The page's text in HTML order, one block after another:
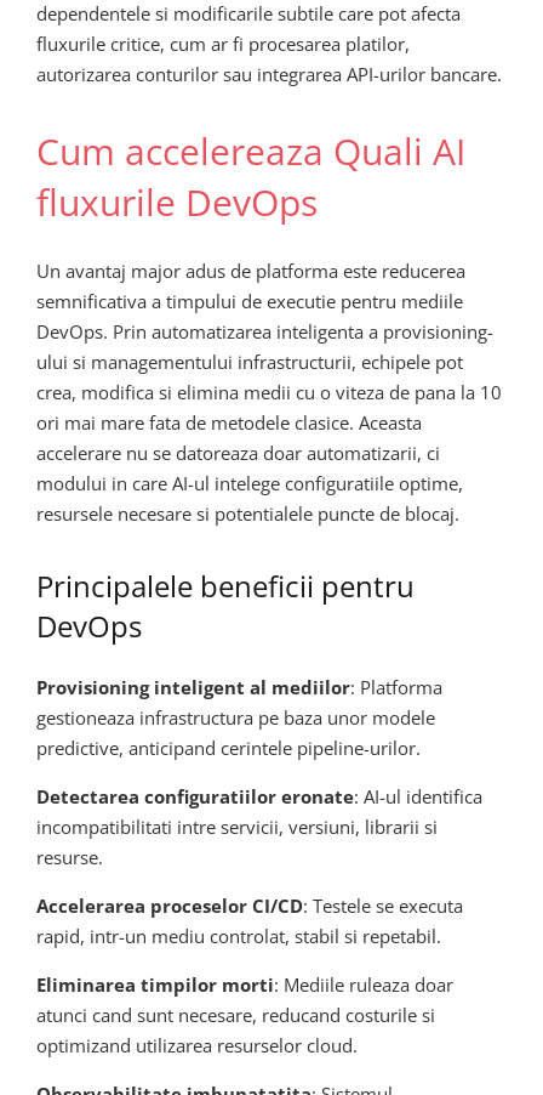
dependentele si modificarile subtile care pot afecta
fluxurile critice, cum ar fi procesarea platilor,
autorizarea conturilor sau integrarea API-urilor bancare.
Cum accelereaza Quali AI
fluxurile DevOps
Un avantaj major adus de platforma este reducerea
semnificativa a timpului de executie pentru mediile
DevOps. Prin automatizarea inteligenta a provisioning-
ului si managementului infrastructurii, echipele pot
crea, modifica si elimina medii cu o viteza de pana la 10
ori mai mare fata de metodele clasice. Aceasta
accelerare nu se datoreaza doar automatizarii, ci
modului in care AI-ul intelege configuratiile optime,
resursele necesare si potentialele puncte de blocaj.
Principalele beneficii pentru
DevOps
Provisioning inteligent al mediilor: Platforma
gestioneaza infrastructura pe baza unor modele
predictive, anticipand cerintele pipeline-urilor.
Detectarea configuratiilor eronate: AI-ul identifica
incompatibilitati intre servicii, versiuni, librarii si
resurse.
Accelerarea proceselor CI/CD: Testele se executa
rapid, intr-un mediu controlat, stabil si repetabil.
Eliminarea timpilor morti: Mediile ruleaza doar
atunci cand sunt necesare, reducand costurile si
optimizand utilizarea resurselor cloud.